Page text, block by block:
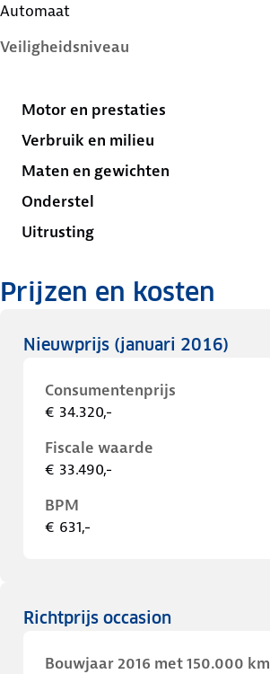
Automaat
Veiligheidsniveau
Motor en prestaties
Verbruik en milieu
Maten en gewichten
Onderstel
Uitrusting
Prijzen en kosten
Nieuwprijs (januari 2016)
Consumentenprijs
€ 34.320,-
Fiscale waarde
€ 33.490,-
BPM
€ 631,-
Richtprijs occasion
Bouwjaar 2016 met 150.000 km